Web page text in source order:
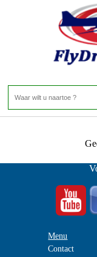
Egypte
Home>
Minisafaris
Menu
Contact